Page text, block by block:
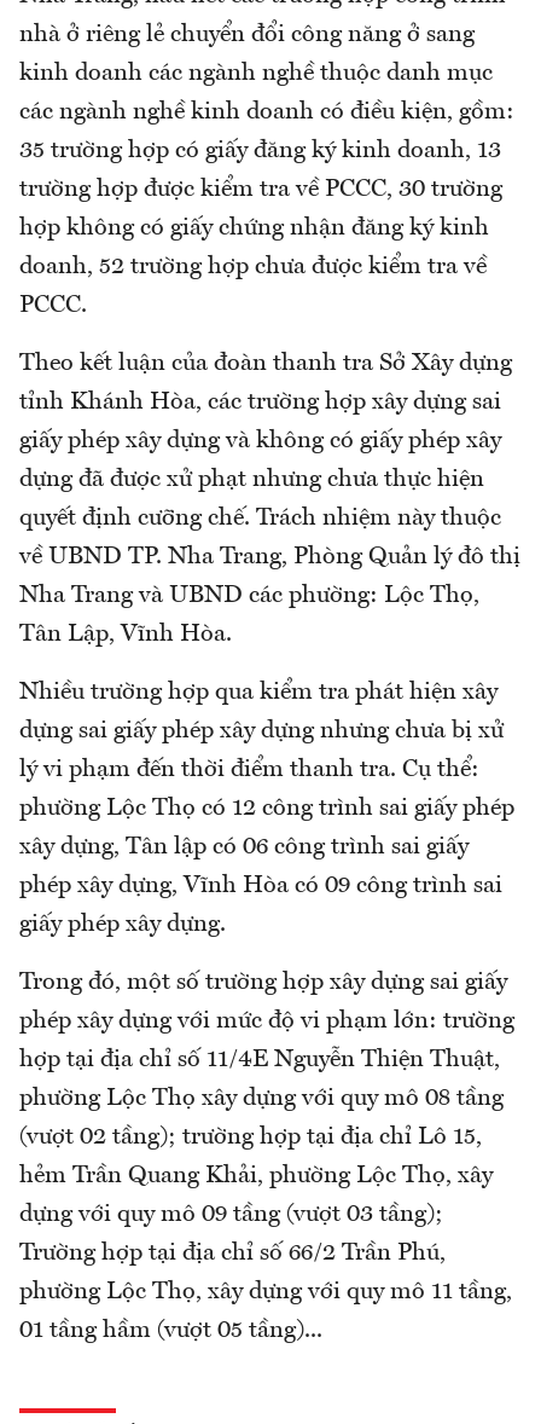
nhà ở riêng lẻ chuyển đổi công năng ở sang
kinh doanh các ngành nghề thuộc danh mục
các ngành nghề kinh doanh có điều kiện, gồm:
35 trường hợp có giấy đăng ký kinh doanh, 13
trường hợp được kiểm tra về PCCC, 30 trường
hợp không có giấy chứng nhận đăng ký kinh
doanh, 52 trường hợp chưa được kiểm tra về
PCCC.
Theo kết luận của đoàn thanh tra Sở Xây dựng
tỉnh Khánh Hòa, các trường hợp xây dựng sai
giấy phép xây dựng và không có giấy phép xây
dựng đã được xử phạt nhưng chưa thực hiện
quyết định cưỡng chế. Trách nhiệm này thuộc
về UBND TP. Nha Trang, Phòng Quản lý đô thị
Nha Trang và UBND các phường: Lộc Thọ,
Tân Lập, Vĩnh Hòa.
Nhiều trường hợp qua kiểm tra phát hiện xây
dựng sai giấy phép xây dựng nhưng chưa bị xử
lý vi phạm đến thời điểm thanh tra. Cụ thể:
phường Lộc Thọ có 12 công trình sai giấy phép
xây dựng, Tân lập có 06 công trình sai giấy
phép xây dựng, Vĩnh Hòa có 09 công trình sai
giấy phép xây dựng.
Trong đó, một số trường hợp xây dựng sai giấy
phép xây dựng với mức độ vi phạm lớn: trường
hợp tại địa chỉ số 11/4E Nguyễn Thiện Thuật,
phường Lộc Thọ xây dựng với quy mô 08 tầng
(vượt 02 tầng); trường hợp tại địa chỉ Lô 15,
hẻm Trần Quang Khải, phường Lộc Thọ, xây
dựng với quy mô 09 tầng (vượt 03 tầng);
Trường hợp tại địa chỉ số 66/2 Trần Phú,
phường Lộc Thọ, xây dựng với quy mô 11 tầng,
01 tầng hầm (vượt 05 tầng)...